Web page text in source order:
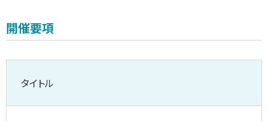
開催要項
タイトル